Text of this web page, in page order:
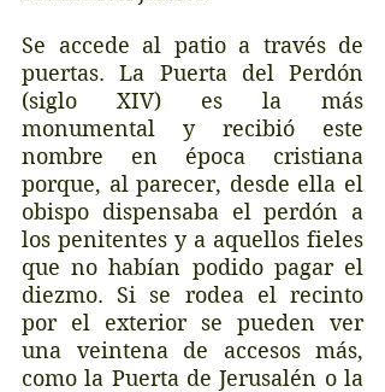
Se accede al patio a través de
puertas. La Puerta del Perdón
(siglo XIV) es la más
monumental y recibió este
nombre en época cristiana
porque, al parecer, desde ella el
obispo dispensaba el perdón a
los penitentes y a aquellos fieles
que no habían podido pagar el
diezmo. Si se rodea el recinto
por el exterior se pueden ver
una veintena de accesos más,
como la Puerta de Jerusalén o la